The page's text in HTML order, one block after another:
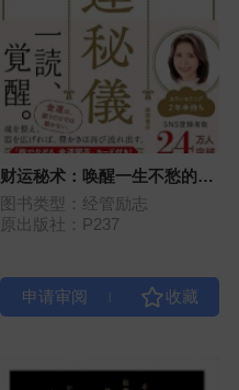
财运秘术：唤醒一生不愁的丰
盛人生
图书类型：经管励志
原出版社：P237